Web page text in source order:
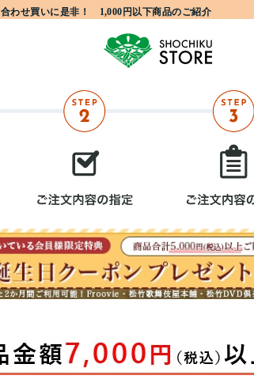
合わせ買いに是非！ 1,000円以下商品のご紹介